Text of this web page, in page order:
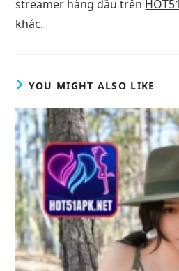
streamer hàng đầu trên HOT51
khác.
YOU MIGHT ALSO LIKE